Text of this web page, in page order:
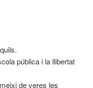
pública i la llibertat
de veres les